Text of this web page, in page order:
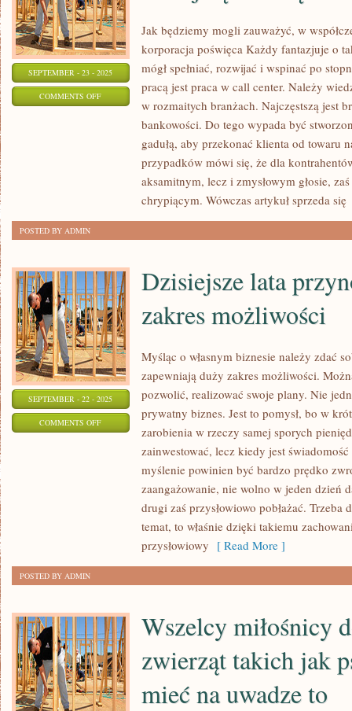
SEPTEMBER - 23 - 2025
COMMENTS OFFON
SIĘ
W
STANIE
SPEŁNIAĆ
Jak będziemy mogli zauważyć, w
korporacja poświęca Każdy fantazjuje o
mógł spełniać, rozwijać i wspinać po
pracą jest praca w call center. Należy
w rozmaitych branżach. Najczęstszą jest
bankowości. Do tego wypada być
gadułą, aby przekonać klienta od towaru
przypadków mówi się, że dla
aksamitnym, lecz i zmysłowym głosie,
chrypiącym. Wówczas artykuł sprzeda się
POSTED BY ADMIN
SEPTEMBER - 22 - 2025
COMMENTS OFFON
Dzisiejsze lata
zakres możliwości
Myśląc o własnym biznesie należy zdać
zapewniają duży zakres możliwości.
pozwolić, realizować swoje plany. Nie
prywatny biznes. Jest to pomysł, bo w
zarobienia w rzeczy samej sporych
zainwestować, lecz kiedy jest
myślenie powinien być bardzo prędko
zaangażowanie, nie wolno w jeden dzień
drugi zaś przysłowiowo pobłażać.
temat, to właśnie dzięki takiemu
przysłowiowy [ Read More ]
POSTED BY ADMIN
Wszelcy miłośnicy
zwierząt takich jak
mieć na uwadze to